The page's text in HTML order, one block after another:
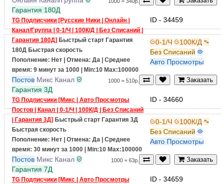
Онлайн Канал/Группа
Гарантия 180Д
TG Подписчики [Русские Ники | Онлайн |
Канал/Группа | 0-1/Ч | 100К/Д | Без Списаний |
Гарантия 180Д] Быстрый старт
180Д Быстрая скорость
Пополнение: Нет | Отмена: Да | Среднее
время: 9 минут за 1000 | Min:10 Max:100000
ID - 34459
0-1/Ч
100К/Д
Без Списаний
Постов Микс
Гарантия 3Д
TG Подписчики [Микс | Авто Просмотры
Постов | Канал | 0-1/Ч | 100К/Д | Без Списаний
| Гарантия 3Д] Быстрый старт
Быстрая скорость
Пополнение: Нет | Отмена: Да | Среднее
время: 30 минут за 1000
| Min:10 Max:100000
ID - 34660
0-1/Ч
100К/Д
Без Списаний
Постов Микс
Гарантия 7Д